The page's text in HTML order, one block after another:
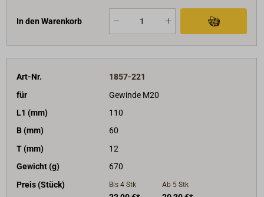
In den Warenkorb
Art-Nr.
1857-221
für
Gewinde M20
L1 (mm)
110
B (mm)
60
T (mm)
12
Gewicht (g)
670
Preis (Stück)
Bis 4 Stk Ab 5 Stk